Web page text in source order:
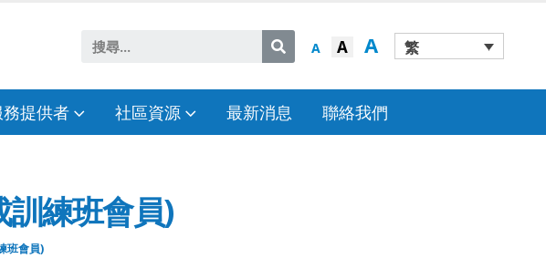
A A A 繁
提供者 社區資源 最新消息 聯絡我們
訓練班會員)
班會員)